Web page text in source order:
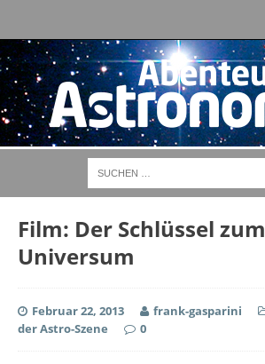
Film: Der Schlüssel zum
Universum
Februar 22, 2013 frank-gasparini
der Astro-Szene
0